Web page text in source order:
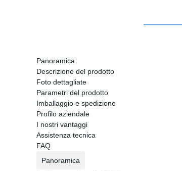
Panoramica
Descrizione del prodotto
Foto dettagliate
Parametri del prodotto
Imballaggio e spedizione
Profilo aziendale
I nostri vantaggi
Assistenza tecnica
FAQ
Panoramica